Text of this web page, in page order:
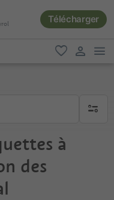
Télécharger
favori
aucun
à
des